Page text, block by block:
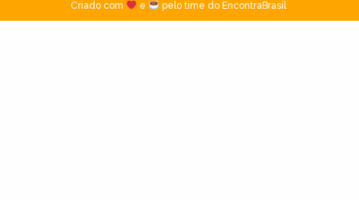
Criado com
e pelo time do EncontraBrasil